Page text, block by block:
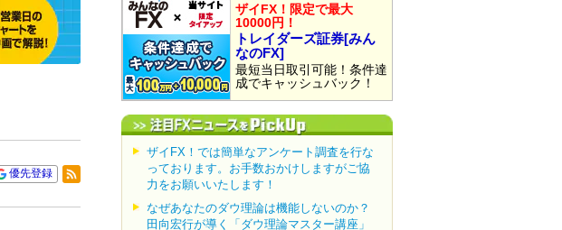
優先登録
ザイFX！限定で最大
10000円！
トレイダーズ証券[みん
なのFX]
最短当日取引可能！条件達
成でキャッシュバック！
ザイFX！では簡単なアンケート調査を行な
っております。お手数おかけしますがご協
力をお願いいたします！
なぜあなたのダウ理論は機能しないのか？
田向宏行が導く「ダウ理論マスター講座」